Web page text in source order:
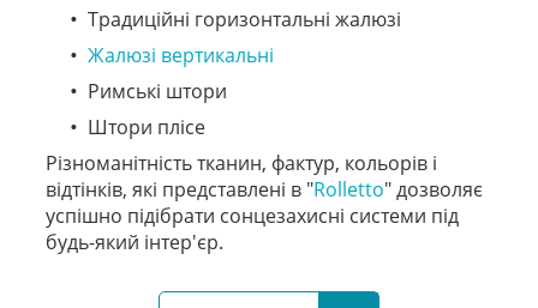
Традиційні горизонтальні жалюзі
Жалюзі вертикальні
Римські штори
Штори плісе
Різноманітність тканин, фактур, кольорів і
відтінків, які представлені в "Rolletto" дозволяє
успішно підібрати сонцезахисні системи під
будь-який інтер'єр.